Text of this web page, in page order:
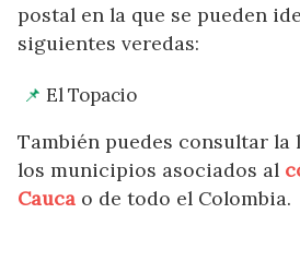
postal en la que se pueden
siguientes veredas:
El Topacio
También puedes consultar la
los municipios asociados al
Cauca o de todo el Colombia.